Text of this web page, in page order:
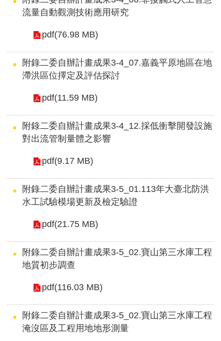
流量自動觀測技術應用研究
pdf(76.98 MB)
附錄二委自辦計畫成果3-4_07.嘉義平原地區在地
滯洪區位擇定及評估探討
pdf(11.59 MB)
附錄二委自辦計畫成果3-4_12.採低衝擊開發設施
對出流管制量體之影響
pdf(9.17 MB)
附錄二委自辦計畫成果3-5_01.113年大臺北防洪
水工試驗模場更新及檢定驗證
pdf(21.75 MB)
附錄二委自辦計畫成果3-5_02.寶山第三水庫工程
地質初步調查
pdf(116.03 MB)
附錄二委自辦計畫成果3-5_02.寶山第三水庫工程
淹沒區及工程用地地形測量